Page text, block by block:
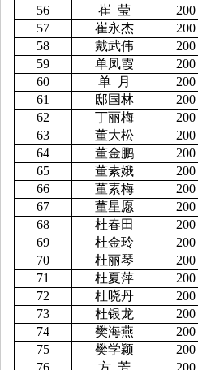
56
崔 莹 200
57
崔永杰 200
58
戴武伟 200
59
单凤霞 200
60
单 月 200
61
邸国林 200
62
丁丽梅 200
63
董大松 200
64
董金鹏 200
65
董素娥 200
66
董素梅 200
67
董星愿 200
68
杜春田 200
69
杜金玲 200
70
杜丽琴 200
71
杜夏萍 200
72
杜晓丹 200
73
杜银龙 200
74
樊海燕 200
75
樊学颖 200
76
方 芳 200